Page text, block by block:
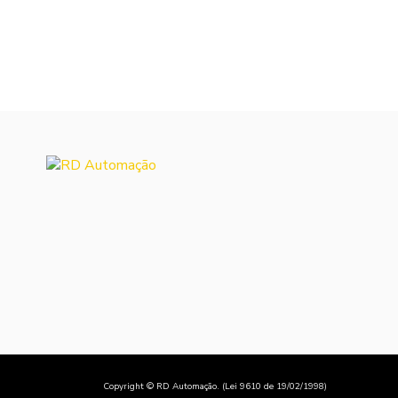
REFORMA UNIDADES HIDRÁULICAS
Copyright © RD Automação. (Lei 9610 de 19/02/1998)